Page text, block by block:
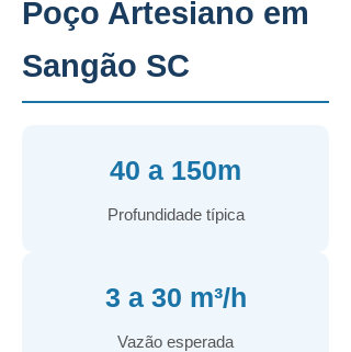
Poço Artesiano em
Sangão SC
40 a 150m
Profundidade típica
3 a 30 m³/h
Vazão esperada